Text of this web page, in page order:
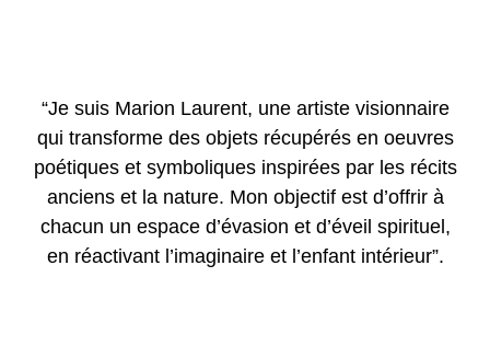
“Je suis Marion Laurent, une artiste visionnaire
qui transforme des objets récupérés en oeuvres
poétiques et symboliques inspirées par les récits
anciens et la nature. Mon objectif est d’offrir à
chacun un espace d’évasion et d’éveil spirituel,
en réactivant l’imaginaire et l’enfant intérieur”.